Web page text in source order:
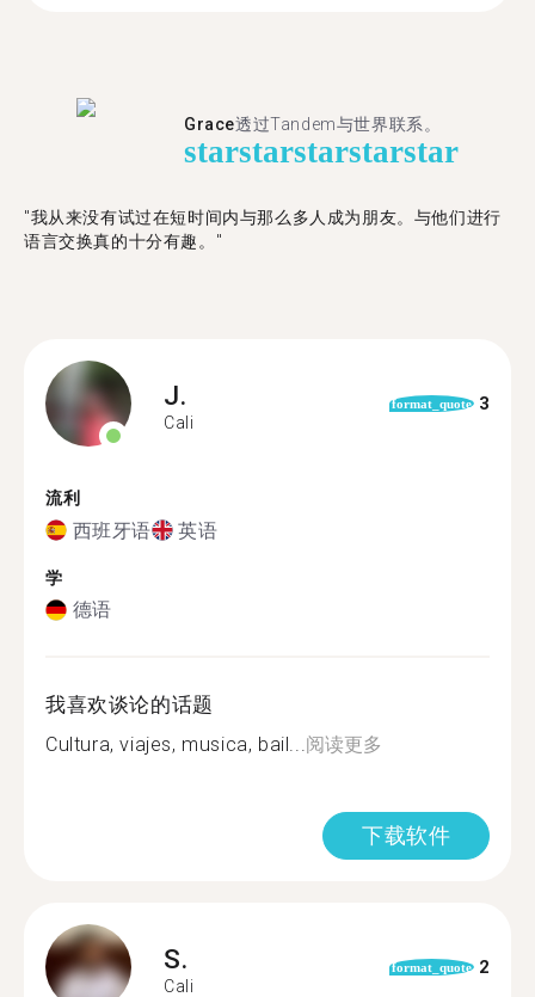
Grace透过Tandem与世界联系。
starstarstarstarstar
"我从来没有试过在短时间内与那么多人成为朋友。与他们进行
语言交换真的十分有趣。"
J.
Cali
format_quote 3
流利
西班牙语 英语
学
德语
我喜欢谈论的话题
Cultura, viajes, musica, bail...阅读更多
下载软件
S.
Cali
format_quote 2